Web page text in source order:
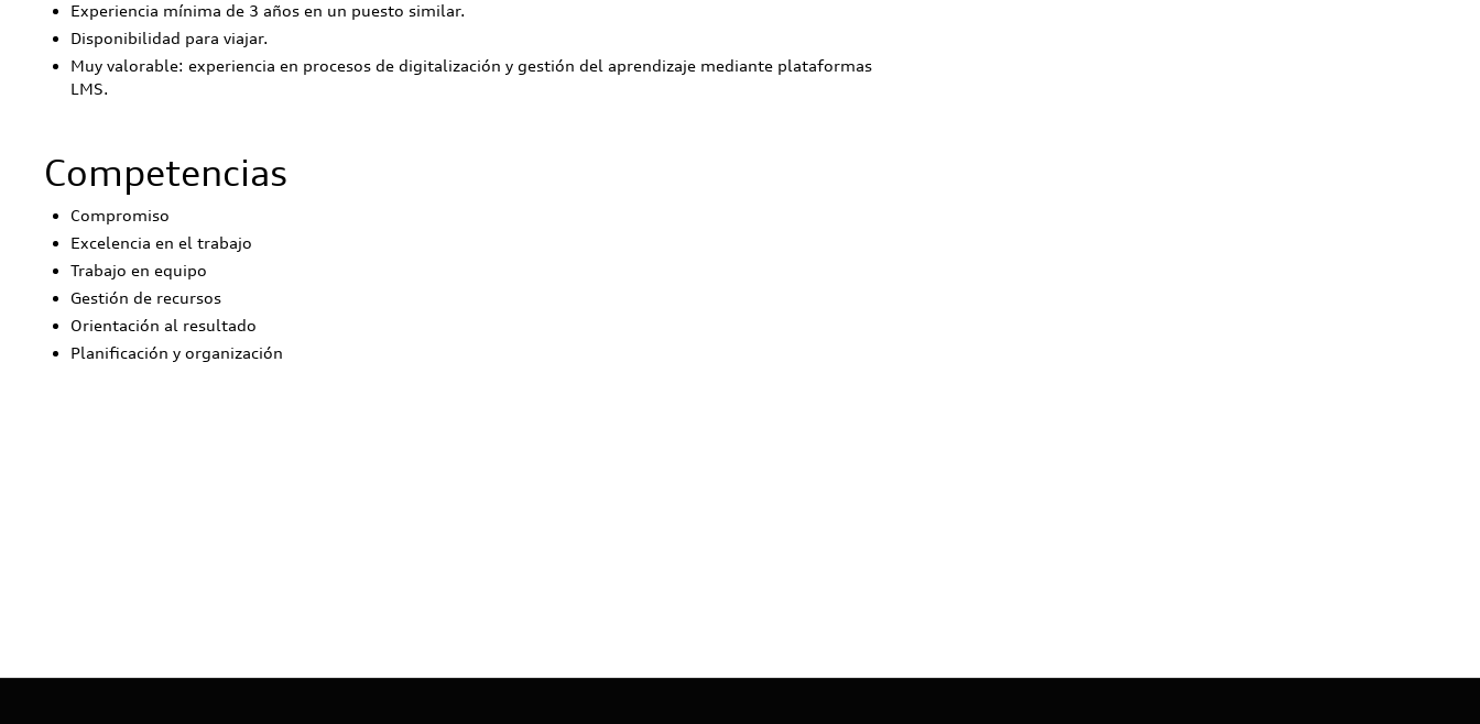
Experiencia mínima de 3 años en un puesto similar.
Disponibilidad para viajar.
Muy valorable: experiencia en procesos de digitalización y gestión del aprendizaje mediante plataformas
LMS.
Competencias
Compromiso
Excelencia en el trabajo
Trabajo en equipo
Gestión de recursos
Orientación al resultado
Planificación y organización